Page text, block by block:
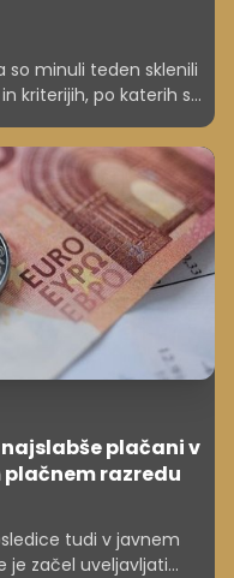
so minuli teden sklenili
kriterijih, po katerih se
v okviru
zaključujejo s
pogodbam
plačani v
razredu
tudi v javnem
je začel uveljavljati